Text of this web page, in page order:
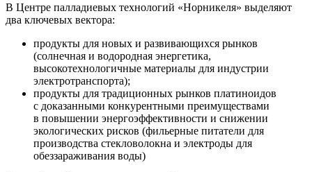
В Центре палладиевых технологий «Норникеля» выделяют
два ключевых вектора:
продукты для новых и развивающихся рынков
(солнечная и водородная энергетика,
высокотехнологичные материалы для индустрии
электротранспорта);
продукты для традиционных рынков платиноидов
с доказанными конкурентными преимуществами
в повышении энергоэффективности и снижении
экологических рисков (фильерные питатели для
производства стекловолокна и электроды для
обеззараживания воды)